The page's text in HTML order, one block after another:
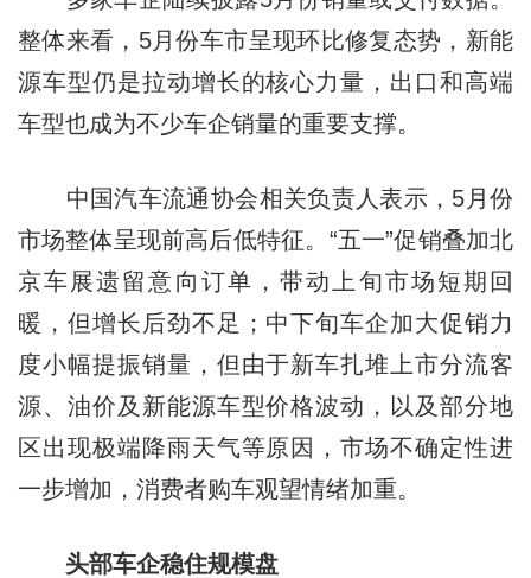
整体来看，5月份车市呈现环比修复态势，新能
源车型仍是拉动增长的核心力量，出口和高端
车型也成为不少车企销量的重要支撑。
中国汽车流通协会相关负责人表示，5月份
市场整体呈现前高后低特征。“五一”促销叠加北
京车展遗留意向订单，带动上旬市场短期回
暖，但增长后劲不足；中下旬车企加大促销力
度小幅提振销量，但由于新车扎堆上市分流客
源、油价及新能源车型价格波动，以及部分地
区出现极端降雨天气等原因，市场不确定性进
一步增加，消费者购车观望情绪加重。
头部车企稳住规模盘